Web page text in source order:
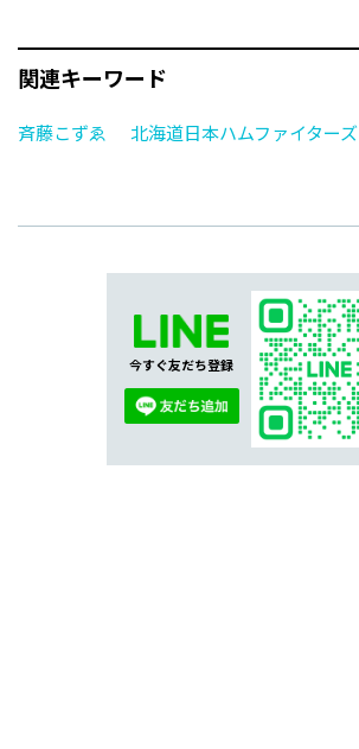
関連キーワード
斉藤こずゑ 北海道日本ハムファイターズ
今すぐ友だち登録